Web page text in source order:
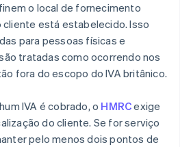
o local de fornecimento
cliente está estabelecido. Isso
para pessoas físicas e
tratadas como ocorrendo nos
fora do escopo do IVA britânico.
IVA é cobrado, o HMRCexige
do cliente. Se for serviço
pelo menos dois pontos de